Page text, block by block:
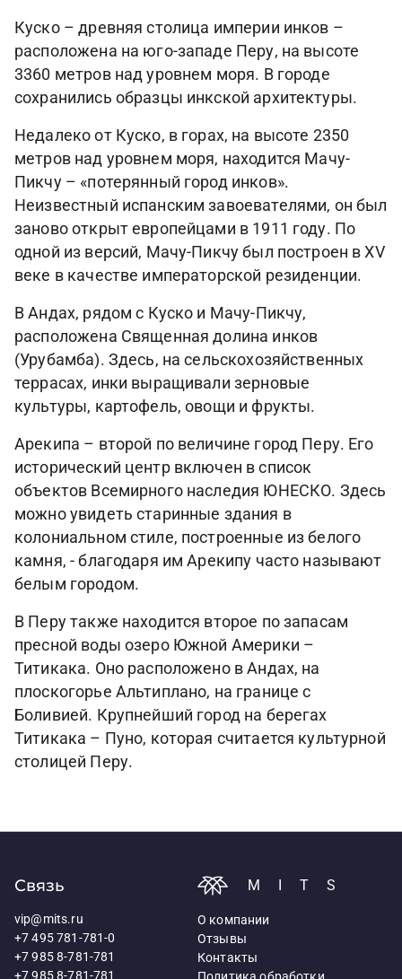
Куско – древняя столица империи инков –
расположена на юго-западе Перу, на высоте
3360 метров над уровнем моря. В городе
сохранились образцы инкской архитектуры.
Недалеко от Куско, в горах, на высоте 2350
метров над уровнем моря, находится Мачу-
Пикчу – «потерянный город инков».
Неизвестный испанским завоевателями, он был
заново открыт европейцами в 1911 году. По
одной из версий, Мачу-Пикчу был построен в XV
веке в качестве императорской резиденции.
В Андах, рядом с Куско и Мачу-Пикчу,
расположена Священная долина инков
(Урубамба). Здесь, на сельскохозяйственных
террасах, инки выращивали зерновые
культуры, картофель, овощи и фрукты.
Арекипа – второй по величине город Перу. Его
исторический центр включен в список
объектов Всемирного наследия ЮНЕСКО. Здесь
можно увидеть старинные здания в
колониальном стиле, построенные из белого
камня, - благодаря им Арекипу часто называют
белым городом.
В Перу также находится второе по запасам
пресной воды озеро Южной Америки –
Титикака. Оно расположено в Андах, на
плоскогорье Альтиплано, на границе с
Боливией. Крупнейший город на берегах
Титикака – Пуно, которая считается культурной
столицей Перу.
Связь
vip@mits.ru
+7 495 781-781-0
+7 985 8-781-781
+7 985 8-781-781
MITS
О компании
Отзывы
Контакты